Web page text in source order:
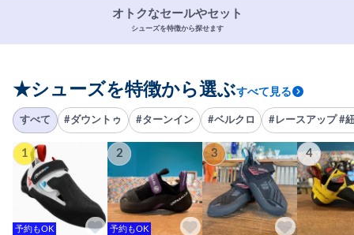
オトクなセールやセット
シューズを特徴から探せます
★シューズを特徴から選ぶすべて見る
すべて #ダウントゥ #ターンイン #ベルクロ #レースアップ #
1
予約もOK
2
予約もOK
3 4